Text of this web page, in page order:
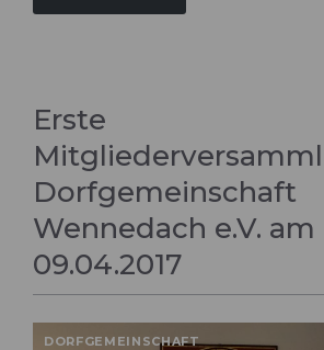
Erste
Dorfgemeinschaft
Wennedach e.V. am
09.04.2017
DORFGEMEINSCHAFT